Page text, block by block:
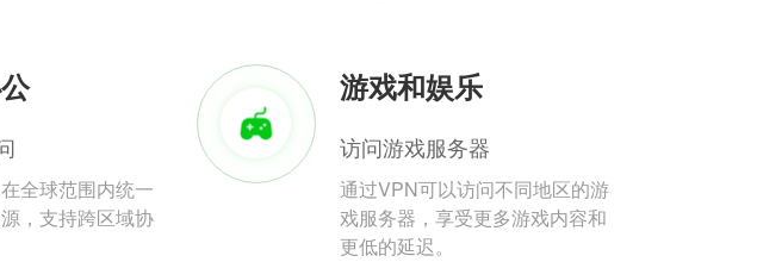
全球范围内统一
，支持跨区域协
游戏和娱乐
访问游戏服务器
通过VPN可以访问不同地区的游
戏服务器，享受更多游戏内容和
更低的延迟。